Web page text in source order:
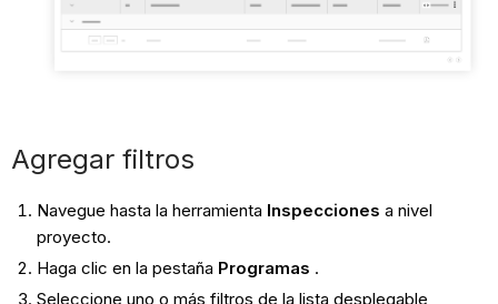
Agregar filtros
Navegue hasta la herramienta Inspecciones a nivel
proyecto.
Haga clic en la pestaña Programas .
Seleccione uno o más filtros de la lista desplegable